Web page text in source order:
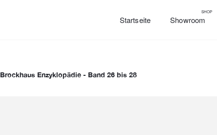
Startseite Showroom
SHOP
Brockhaus Enzyklopädie - Band 26 bis 28